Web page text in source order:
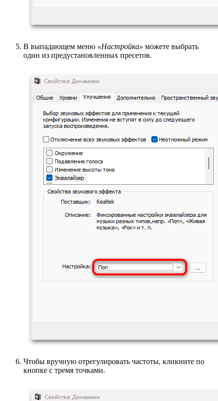
В выпадающем меню «Настройка» можете выбрать
один из предустановленных пресетов.
Чтобы вручную отрегулировать частоты, кликните по
кнопке с тремя точками.